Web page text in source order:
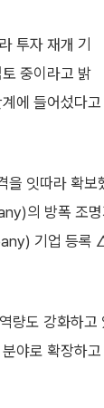
투자 재개 기
중이라고 밝
에 들어섰다
을 잇따라 확
의 방폭 조명
기업 등록
량도 강화하
야로 확장하